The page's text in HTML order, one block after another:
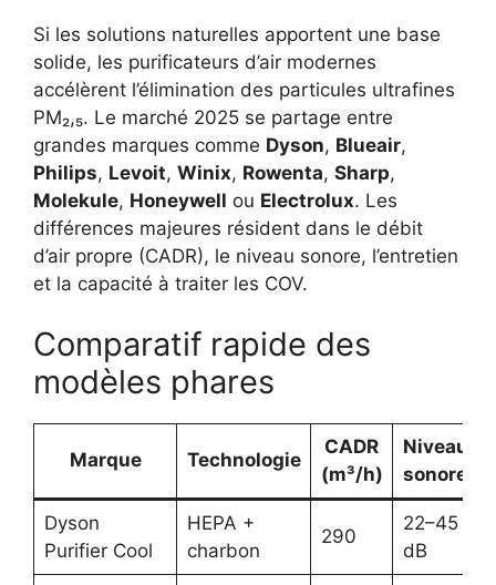
Si les solutions naturelles apportent une base
solide, les purificateurs d’air modernes
accélèrent l’élimination des particules ultrafines
PM₂,₅. Le marché 2025 se partage entre
grandes marques comme Dyson, Blueair,
Philips, Levoit, Winix, Rowenta, Sharp,
Molekule, Honeywell ou Electrolux. Les
différences majeures résident dans le débit
d’air propre (CADR), le niveau sonore, l’entretien
et la capacité à traiter les COV.
Comparatif rapide des
modèles phares
Marque Technologie
CADR
(m³/h)
Niveau
sonore
Dyson
Purifier Cool
HEPA +
charbon
290
22–45
dB